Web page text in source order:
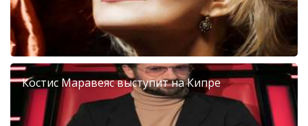
Костис Маравеяс выступит на Кипре